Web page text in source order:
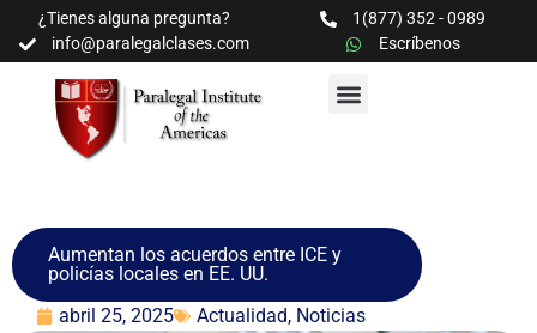
¿Tienes alguna pregunta?
1(877) 352 - 0989
info@paralegalclases.com
Escríbenos
Aumentan los acuerdos entre ICE y
policías locales en EE. UU.
abril 25, 2025
Actualidad, Noticias